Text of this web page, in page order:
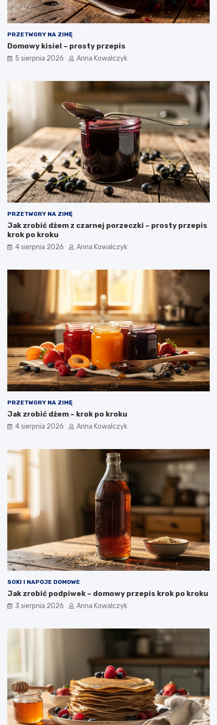
PRZETWORY NA ZIMĘ
Domowy kisiel – prosty przepis
5 sierpnia 2026 Anna Kowalczyk
PRZETWORY NA ZIMĘ
Jak zrobić dżem z czarnej porzeczki – prosty przepis
krok po kroku
4 sierpnia 2026 Anna Kowalczyk
PRZETWORY NA ZIMĘ
Jak zrobić dżem – krok po kroku
4 sierpnia 2026 Anna Kowalczyk
SOKI I NAPOJE DOMOWE
Jak zrobić podpiwek – domowy przepis krok po kroku
3 sierpnia 2026 Anna Kowalczyk